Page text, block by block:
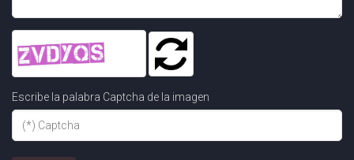
Escribe la palabra Captcha de la imagen